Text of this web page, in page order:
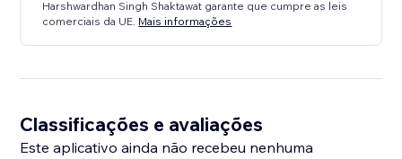
Harshwardhan Singh Shaktawat garante que cumpre as leis
comerciais da UE. Mais informações
Classificações e avaliações
Este aplicativo ainda não recebeu nenhuma